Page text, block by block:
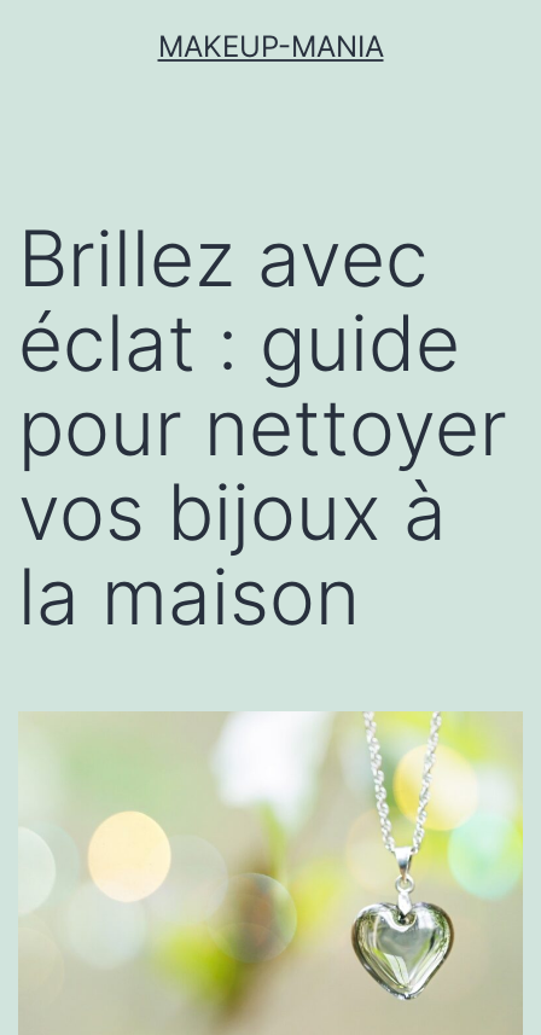
MAKEUP-MANIA
Brillez avec
éclat : guide
pour nettoyer
vos bijoux à
la maison